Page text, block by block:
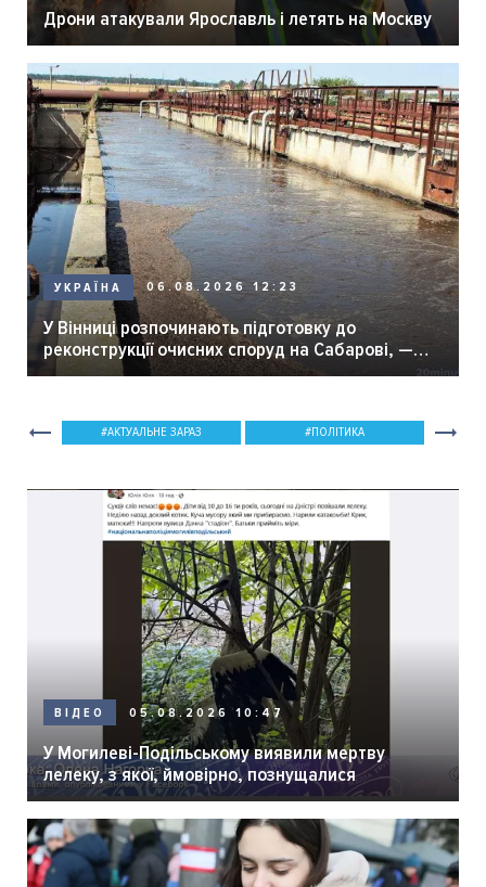
Дрони атакували Ярославль і летять на Москву
УКРАЇНА 06.08.2026 12:23
У Вінниці розпочинають підготовку до
реконструкції очисних споруд на Сабарові, —
мер Вінниці.
АКТУАЛЬНЕ ЗАРАЗ ПОЛІТИКА
ВІДЕО 05.08.2026 10:47
У Могилеві-Подільському виявили мертву
лелеку, з якої, ймовірно, познущалися